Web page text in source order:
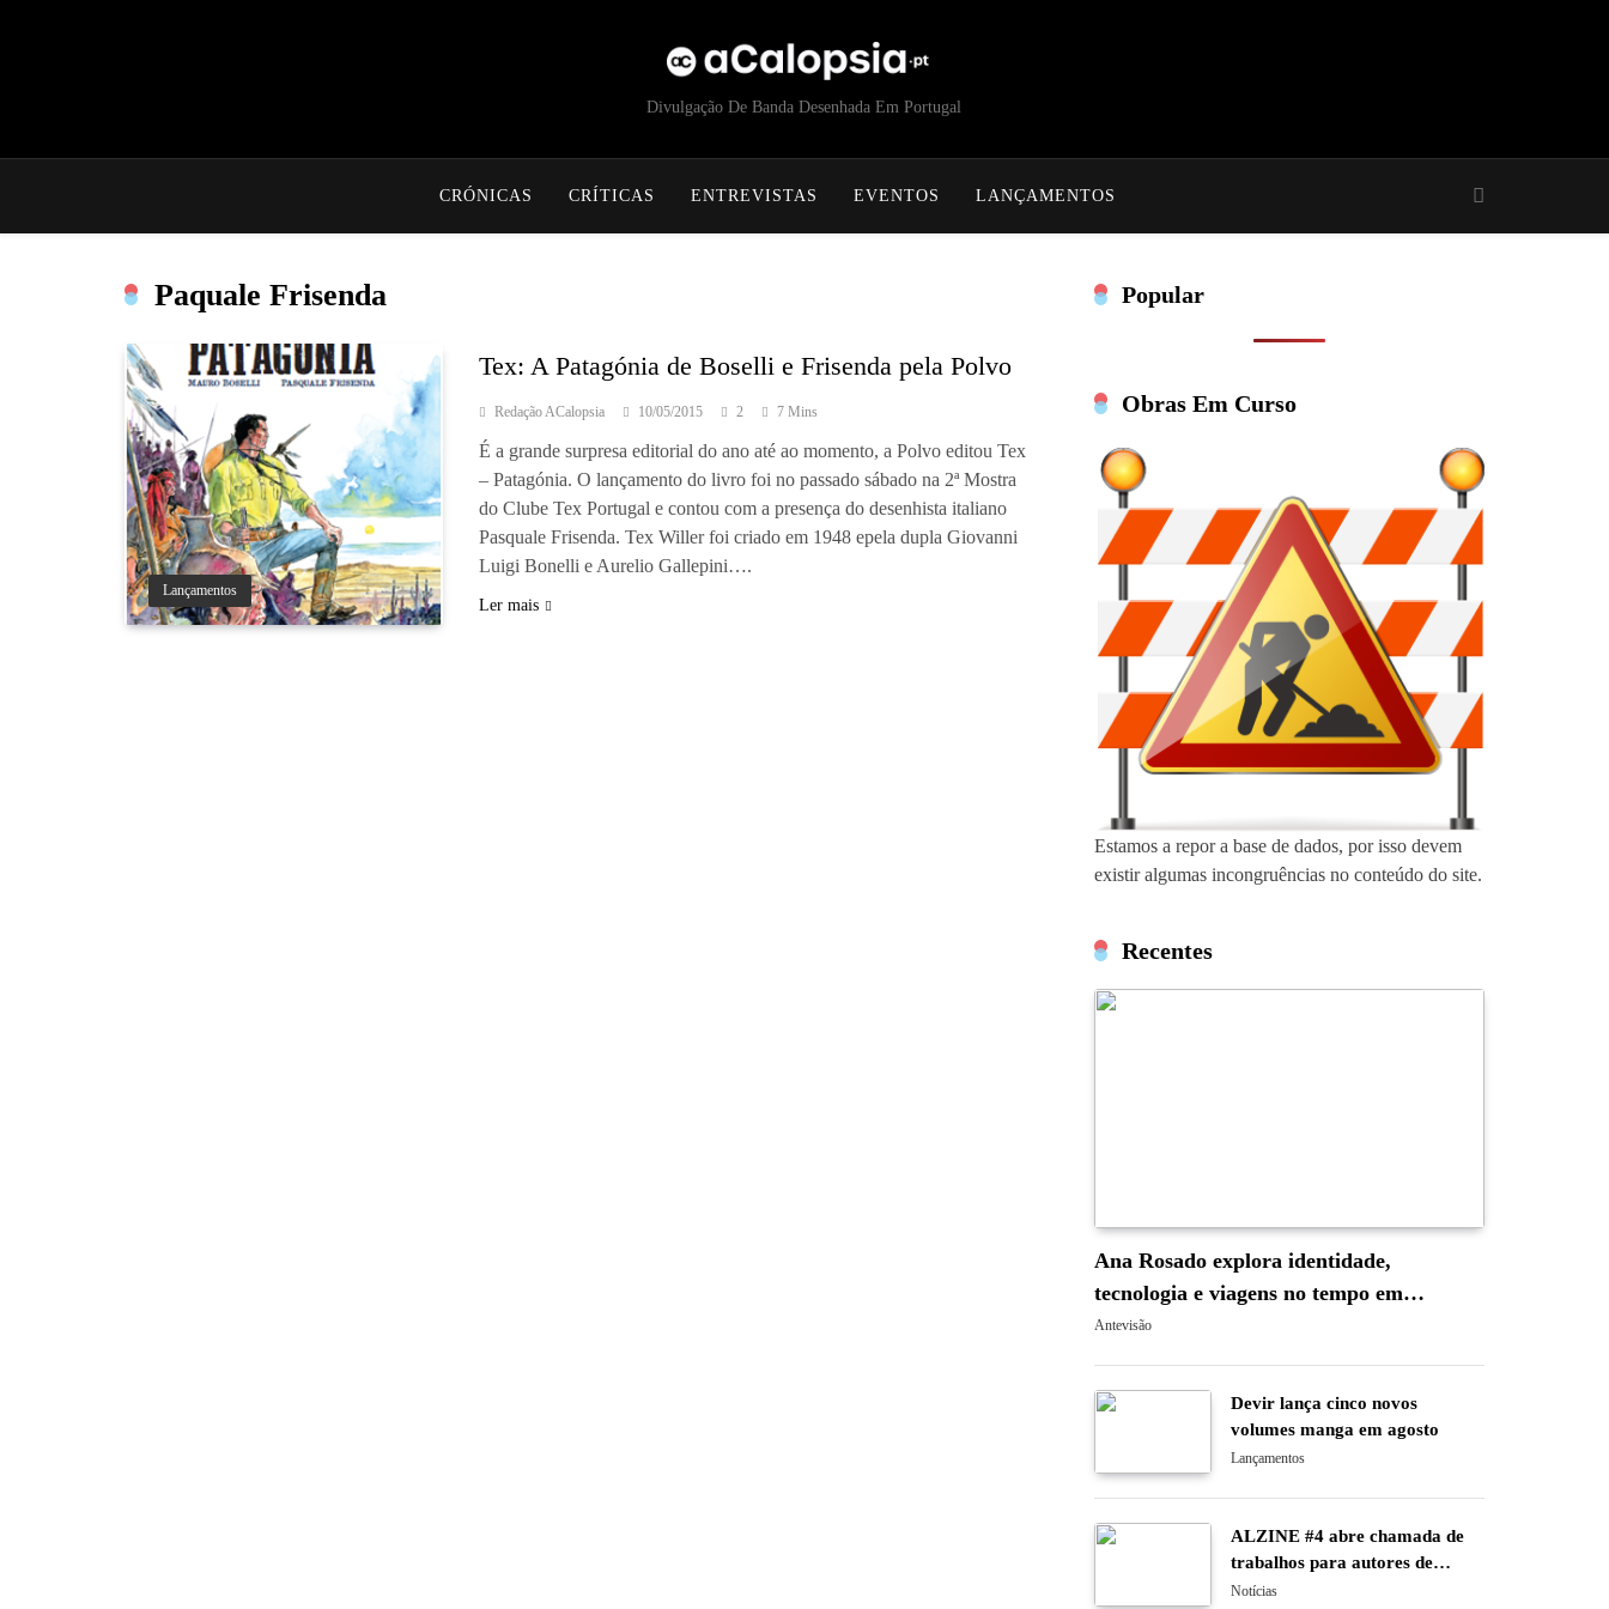
acalopsiaDivulgação De Banda Desenhada Em Portugal
CRÓNICAS CRÍTICAS ENTREVISTAS EVENTOS LANÇAMENTOS
Paquale Frisenda
Lançamentos
Tex: A Patagónia de Boselli e Frisenda pela Polvo
Redação ACalopsia 10/05/2015 2 7 Mins
É a grande surpresa editorial do ano até ao momento, a Polvo editou Tex
– Patagónia. O lançamento do livro foi no passado sábado na 2ª Mostra
do Clube Tex Portugal e contou com a presença do desenhista italiano
Pasquale Frisenda. Tex Willer foi criado em 1948 epela dupla Giovanni
Luigi Bonelli e Aurelio Gallepini….
Ler mais
Popular
Obras Em Curso
Estamos a repor a base de dados, por isso devem
existir algumas incongruências no conteúdo do site.
Recentes
Ana Rosado explora identidade,
tecnologia e viagens no tempo em
“Occam’s Blade: A Navalha de Occam”
Antevisão
Devir lança cinco novos
volumes manga em agosto
Lançamentos
ALZINE #4 abre chamada de
trabalhos para autores de
banda desenhada e ilustração
Notícias